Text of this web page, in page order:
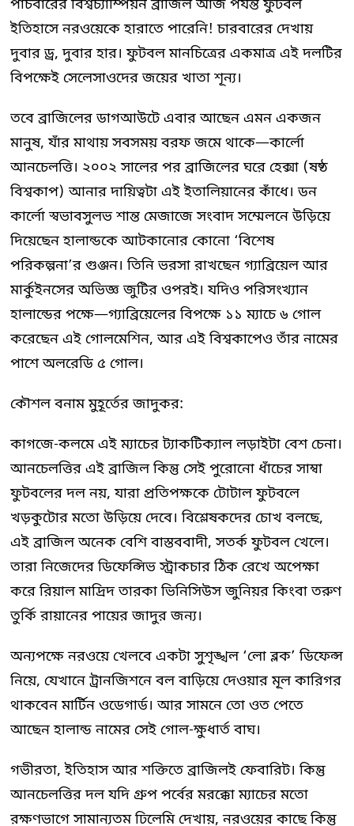
পাঁচবারের বিশ্বচ্যাম্পিয়ন ব্রাজিল আজ পর্যন্ত ফুটবল
ইতিহাসে নরওয়েকে হারাতে পারেনি! চারবারের দেখায়
দুবার ড্র, দুবার হার। ফুটবল মানচিত্রের একমাত্র এই দলটির
বিপক্ষেই সেলেসাওদের জয়ের খাতা শূন্য।
তবে ব্রাজিলের ডাগআউটে এবার আছেন এমন একজন
মানুষ, যাঁর মাথায় সবসময় বরফ জমে থাকে—কার্লো
আনচেলত্তি। ২০০২ সালের পর ব্রাজিলের ঘরে হেক্সা (ষষ্ঠ
বিশ্বকাপ) আনার দায়িত্বটা এই ইতালিয়ানের কাঁধে। ডন
কার্লো স্বভাবসুলভ শান্ত মেজাজে সংবাদ সম্মেলনে উড়িয়ে
দিয়েছেন হালান্ডকে আটকানোর কোনো ‘বিশেষ
পরিকল্পনা’র গুঞ্জন। তিনি ভরসা রাখছেন গ্যাব্রিয়েল আর
মার্কুইনসের অভিজ্ঞ জুটির ওপরই। যদিও পরিসংখ্যান
হালান্ডের পক্ষে—গ্যাব্রিয়েলের বিপক্ষে ১১ ম্যাচে ৬ গোল
করেছেন এই গোলমেশিন, আর এই বিশ্বকাপেও তাঁর নামের
পাশে অলরেডি ৫ গোল।
কৌশল বনাম মুহূর্তের জাদুকর:
কাগজে-কলমে এই ম্যাচের ট্যাকটিক্যাল লড়াইটা বেশ চেনা।
আনচেলত্তির এই ব্রাজিল কিন্তু সেই পুরোনো ধাঁচের সাম্বা
ফুটবলের দল নয়, যারা প্রতিপক্ষকে টোটাল ফুটবলে
খড়কুটোর মতো উড়িয়ে দেবে। বিশ্লেষকদের চোখ বলছে,
এই ব্রাজিল অনেক বেশি বাস্তববাদী, সতর্ক ফুটবল খেলে।
তারা নিজেদের ডিফেন্সিভ স্ট্রাকচার ঠিক রেখে অপেক্ষা
করে রিয়াল মাদ্রিদ তারকা ভিনিসিউস জুনিয়র কিংবা তরুণ
তুর্কি রায়ানের পায়ের জাদুর জন্য।
অন্যপক্ষে নরওয়ে খেলবে একটা সুশৃঙ্খল ‘লো ব্লক’ ডিফেন্স
নিয়ে, যেখানে ট্রানজিশনে বল বাড়িয়ে দেওয়ার মূল কারিগর
থাকবেন মার্টিন ওডেগার্ড। আর সামনে তো ওত পেতে
আছেন হালান্ড নামের সেই গোল-ক্ষুধার্ত বাঘ।
গভীরতা, ইতিহাস আর শক্তিতে ব্রাজিলই ফেবারিট। কিন্তু
আনচেলত্তির দল যদি গ্রুপ পর্বের মরক্কো ম্যাচের মতো
রক্ষণভাগে সামান্যতম ঢিলেমি দেখায়, নরওয়ের কাছে কিন্তু